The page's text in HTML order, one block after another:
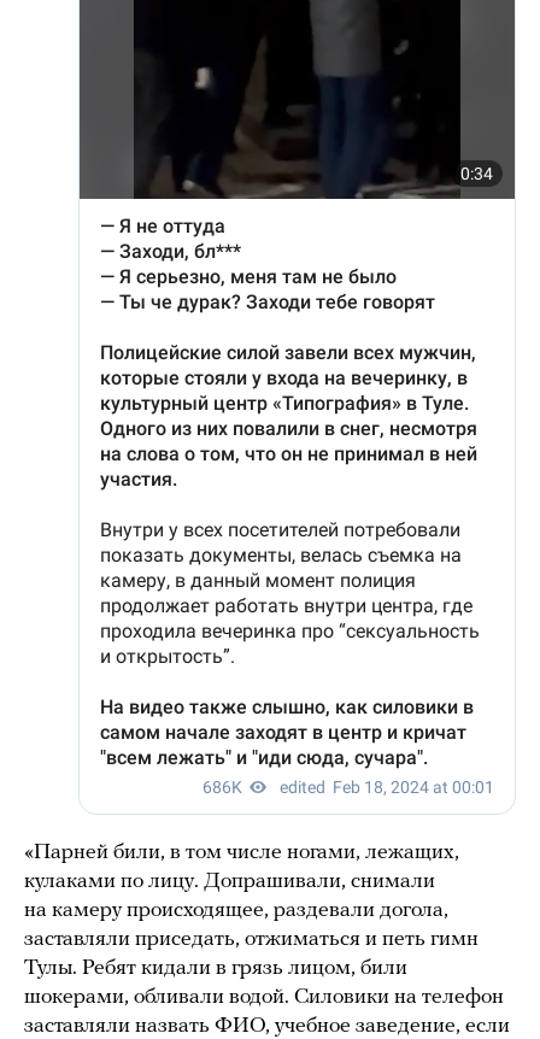
«Парней били, в том числе ногами, лежащих,
кулаками по лицу. Допрашивали, снимали
на камеру происходящее, раздевали догола,
заставляли приседать, отжиматься и петь гимн
Тулы. Ребят кидали в грязь лицом, били
шокерами, обливали водой. Силовики на телефон
заставляли назвать ФИО, учебное заведение, если